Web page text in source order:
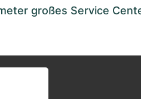
großes Service